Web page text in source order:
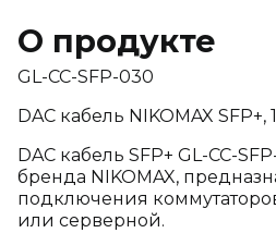
О продукте
GL-CC-SFP-030
DAC кабель NIKOMAX SFP+,
DAC кабель SFP+ GL-CC-
бренда NIKOMAX,
подключения
или серверной.